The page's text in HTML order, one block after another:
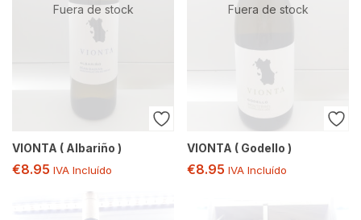
Fuera de stock
VIONTA ( Albariño )
€8.95 IVA Incluído
Fuera de stock
VIONTA ( Godello )
€8.95 IVA Incluído